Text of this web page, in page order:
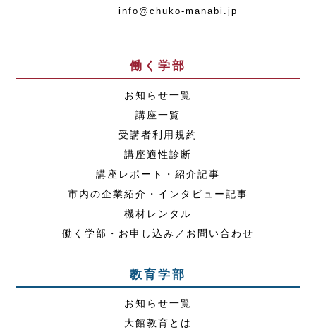
info@chuko-manabi.jp
働く学部
お知らせ一覧
講座一覧
受講者利用規約
講座適性診断
講座レポート・紹介記事
市内の企業紹介・インタビュー記事
機材レンタル
働く学部・お申し込み／お問い合わせ
教育学部
お知らせ一覧
大館教育とは